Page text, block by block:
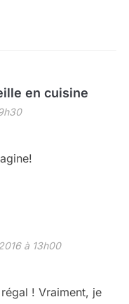
en cuisine
à 13h00
! Vraiment, je